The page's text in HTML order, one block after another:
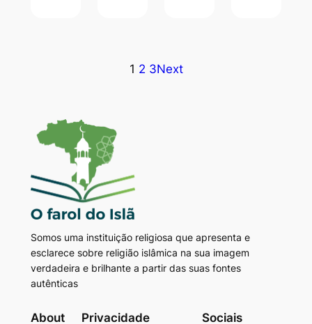
1 2 3Next
Somos uma instituição religiosa que apresenta e
esclarece sobre religião islâmica na sua imagem
verdadeira e brilhante a partir das suas fontes
autênticas
About Privacidade Sociais